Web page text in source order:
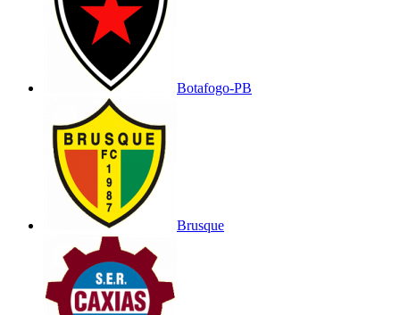
Botafogo-PB
Brusque